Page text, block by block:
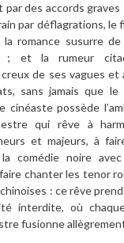
par des accords graves
par déflagrations, le
romance susurre
; et la rumeur
de ses vagues et
sans jamais que
cinéaste possède
qui rêve à
et majeurs, à
comédie noire
chanter les tenor
: ce rêve
interdite, où
fusionne